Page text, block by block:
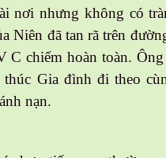
nơi nhưng không có
Niên đã tan rã trên
C chiếm hoàn toàn.
Gia đình đi theo
nạn.